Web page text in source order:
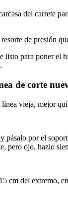
del carrete
de presión
listo para poner
de corte
vieja, mejor
pásalo por el
pero ojo, hazlo
cm del extremo,